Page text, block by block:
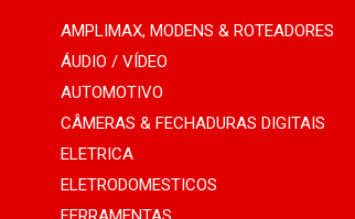
AMPLIMAX, MODENS & ROTEADORES
ÁUDIO / VÍDEO
AUTOMOTIVO
CÂMERAS & FECHADURAS DIGITAIS
ELETRICA
ELETRODOMESTICOS